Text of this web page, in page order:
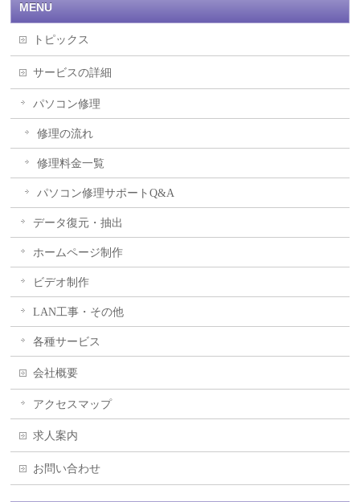
MENU
トピックス
サービスの詳細
パソコン修理
修理の流れ
修理料金一覧
パソコン修理サポートQ&A
データ復元・抽出
ホームページ制作
ビデオ制作
LAN工事・その他
各種サービス
会社概要
アクセスマップ
求人案内
お問い合わせ